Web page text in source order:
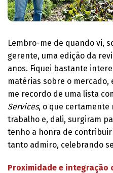
Lembro-me de quando vi,
gerente, uma edição da
anos. Fiquei bastante
matérias sobre o mercado,
me recordo de uma lista
Services, o que certamente
trabalho e, dali, surgiram
tenho a honra de
tanto admiro, celebrando
Proximidade e integração